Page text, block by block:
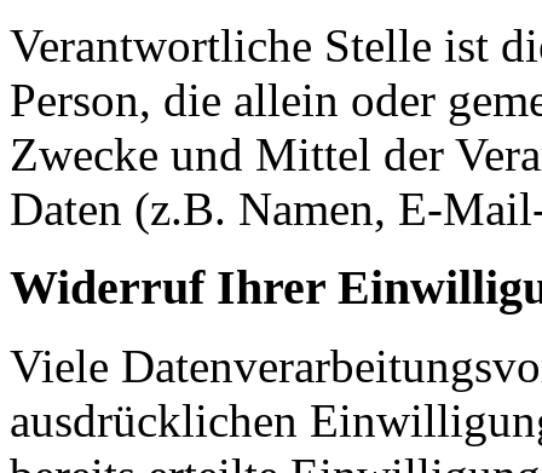
Verantwortliche Stelle ist
Person, die allein oder
Zwecke und Mittel der
Daten (z.B. Namen, E-
Widerruf Ihrer
Viele
ausdrücklichen